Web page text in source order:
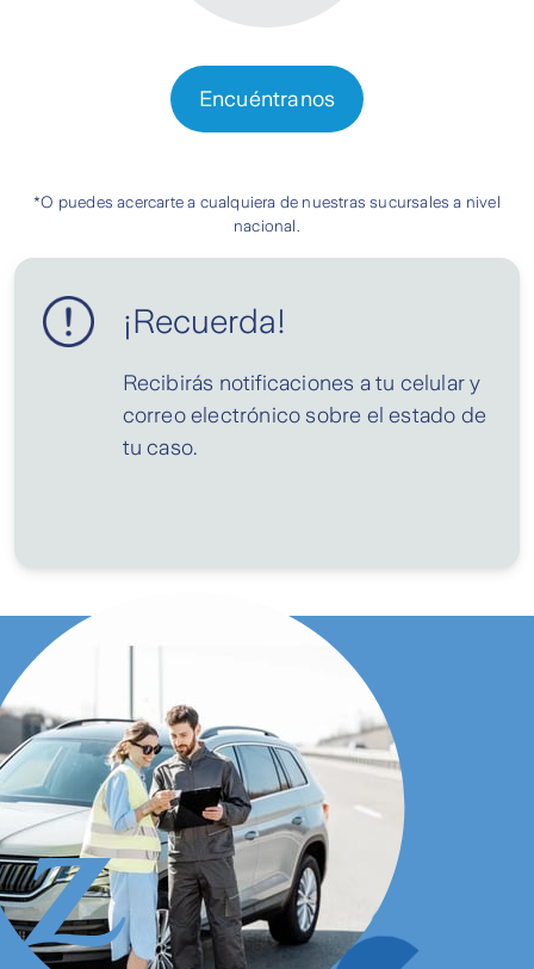
Encuéntranos
*O puedes acercarte a cualquiera de nuestras sucursales a nivel
nacional.
¡Recuerda!
Recibirás notificaciones a tu celular y
correo electrónico sobre el estado de
tu caso.